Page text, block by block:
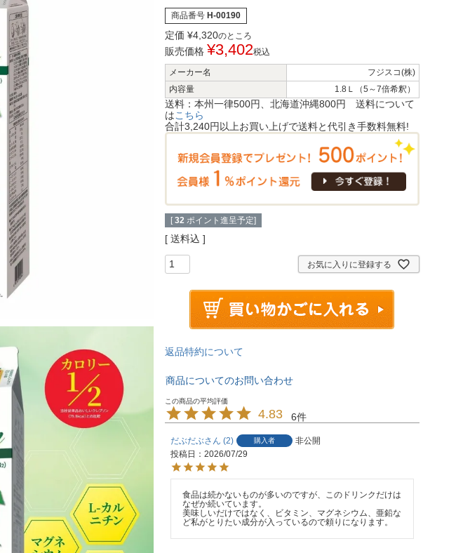
商品番号 H-00190
定価 ¥4,320のところ
販売価格 ¥3,402税込
メーカー名
フジスコ(株)
内容量
1.8Ｌ（5～7倍希釈）
送料：本州一律500円、北海道沖縄800円 送料について
はこちら
合計3,240円以上お買い上げで送料と代引き手数料無料!
[ 32 ポイント進呈予定]
送料込
お気に入りに登録する
返品特約について
商品についてのお問い合わせ
4.83 6
だぶだぶ 2 購入者
非公開
投稿日
2026/07/29
食品は続かないものが多いのですが、このドリンクだけは
なぜか続いています。
美味しいだけではなく、ビタミン、マグネシウム、亜鉛な
ど私がとりたい成分が入っているので頼りになります。